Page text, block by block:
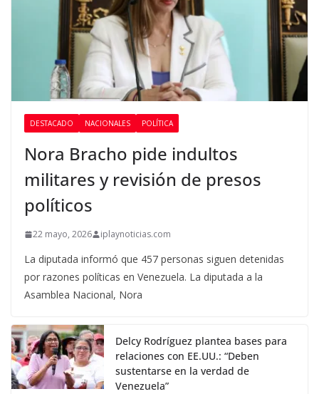
DESTACADO NACIONALES POLÍTICA
Nora Bracho pide indultos
militares y revisión de presos
políticos
22 mayo, 2026 iplaynoticias.com
La diputada informó que 457 personas siguen detenidas
por razones políticas en Venezuela. La diputada a la
Asamblea Nacional, Nora
Delcy Rodríguez plantea bases para
relaciones con EE.UU.: “Deben
sustentarse en la verdad de
Venezuela”